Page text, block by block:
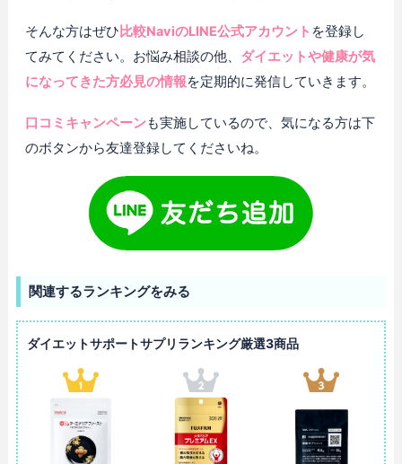
そんな方はぜひ 比較NaviのLINE公式アカウント を登録し
てみてください。お悩み相談の他、 ダイエットや健康が気
になってきた方必見の情報を定期的に発信していきます。
口コミキャンペーンも実施しているので、気になる方は下
のボタンから友達登録してくださいね。
関連するランキングをみる
ダイエットサポートサプリランキング厳選3商品